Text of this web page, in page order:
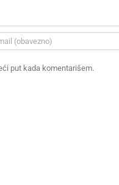
put kada komentarišem.